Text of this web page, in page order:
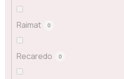
Raimat 0
Recaredo 0